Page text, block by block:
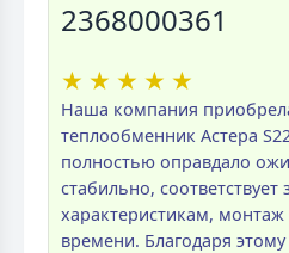
2368000361
★ ★ ★ ★ ★
Наша компания
теплообменник Астера
полностью оправдало
стабильно,
характеристикам,
времени. Благодаря